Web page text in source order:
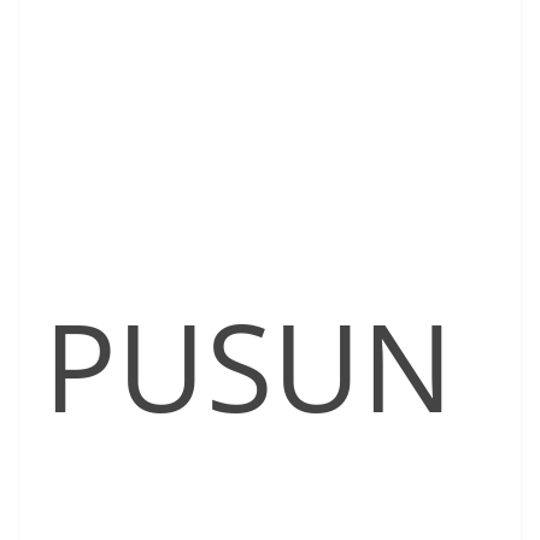
PUSUN